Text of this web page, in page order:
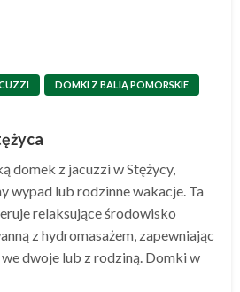
DOMKI Z BALIĄ POMORSKIE
domek z jacuzzi w Stężycy,
wypad lub rodzinne wakacje. Ta
relaksujące środowisko
z hydromasażem, zapewniając
dwoje lub z rodziną. Domki w